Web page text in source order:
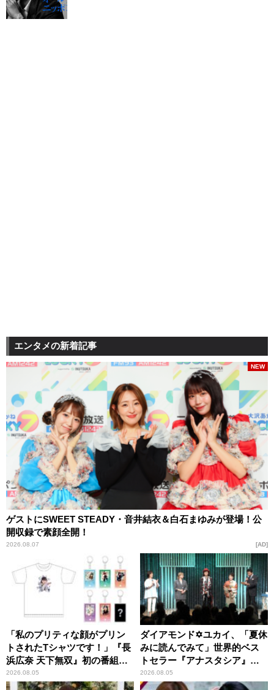
エンタメの新着記事
ゲストにSWEET STEADY・音井結衣＆白石まゆみが登場！公
開収録で素顔全開！
2026.08.07
NEW
AD
「私のプリティな顔がプリン
トされたTシャツです！」『長
浜広奈 天下無双』初の番組グ
ッズ発売
2026.08.05
ダイアモンド✡ユカイ、「夏休
みに読んでみて」世界的ベス
トセラー『アナスタシア』を
紹介
2026.08.05